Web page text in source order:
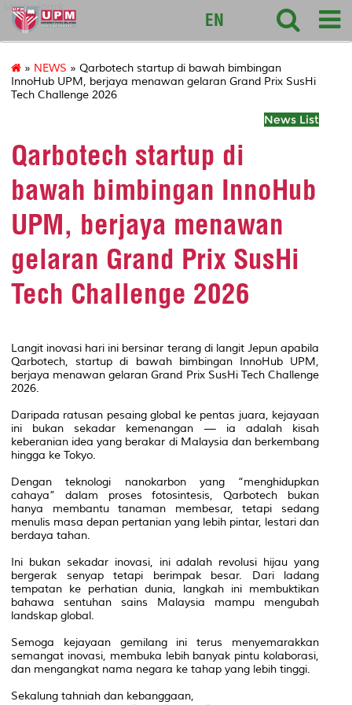
sciencepark
EN
» NEWS » Qarbotech startup di bawah bimbingan
InnoHub UPM, berjaya menawan gelaran Grand Prix SusHi
Tech Challenge 2026
News List
Qarbotech startup di
bawah bimbingan InnoHub
UPM, berjaya menawan
gelaran Grand Prix SusHi
Tech Challenge 2026
Langit inovasi hari ini bersinar terang di langit Jepun apabila
Qarbotech, startup di bawah bimbingan InnoHub UPM,
berjaya menawan gelaran Grand Prix SusHi Tech Challenge
2026.
Daripada ratusan pesaing global ke pentas juara, kejayaan
ini bukan sekadar kemenangan — ia adalah kisah
keberanian idea yang berakar di Malaysia dan berkembang
hingga ke Tokyo.
Dengan teknologi nanokarbon yang “menghidupkan
cahaya” dalam proses fotosintesis, Qarbotech bukan
hanya membantu tanaman membesar, tetapi sedang
menulis masa depan pertanian yang lebih pintar, lestari dan
berdaya tahan.
Ini bukan sekadar inovasi, ini adalah revolusi hijau yang
bergerak senyap tetapi berimpak besar. Dari ladang
tempatan ke perhatian dunia, langkah ini membuktikan
bahawa sentuhan sains Malaysia mampu mengubah
landskap global.
Semoga kejayaan gemilang ini terus menyemarakkan
semangat inovasi, membuka lebih banyak pintu kolaborasi,
dan mengangkat nama negara ke tahap yang lebih tinggi.
Sekalung tahniah dan kebanggaan,